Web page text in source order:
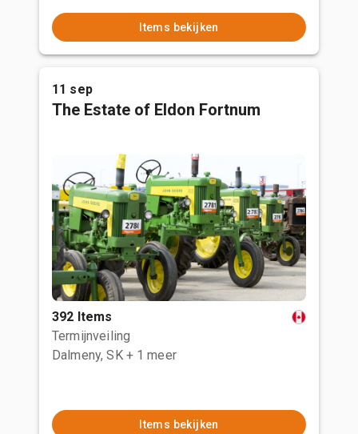
Items bekijken
11 sep
The Estate of Eldon Fortnum
392 Items
Termijnveiling
Dalmeny, SK + 1 meer
Items bekijken